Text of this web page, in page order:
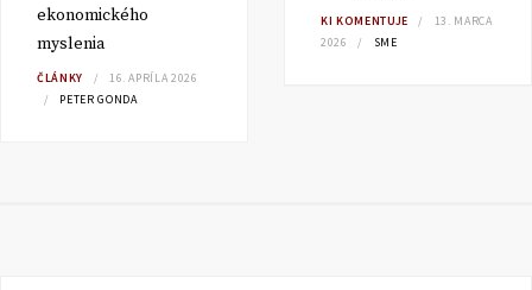
ekonomického
myslenia
ČLÁNKY
16. APRÍLA 2026
PETER GONDA
KI KOMENTUJE
13. MARCA
2026
SME